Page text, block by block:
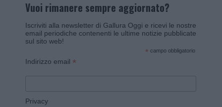
Vuoi rimanere sempre aggiornato?
Iscriviti alla newsletter di Gallura Oggi e ricevi le nostre
email periodiche contenenti le ultime notizie pubblicate
sul sito web!
* campo obbligatorio
Indirizzo email *
Privacy